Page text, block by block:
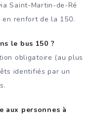
Saint-Martin-de-Ré
en renfort de la 150.
le bus 150 ?
obligatoire (au plus
identifiés par un
aux personnes à